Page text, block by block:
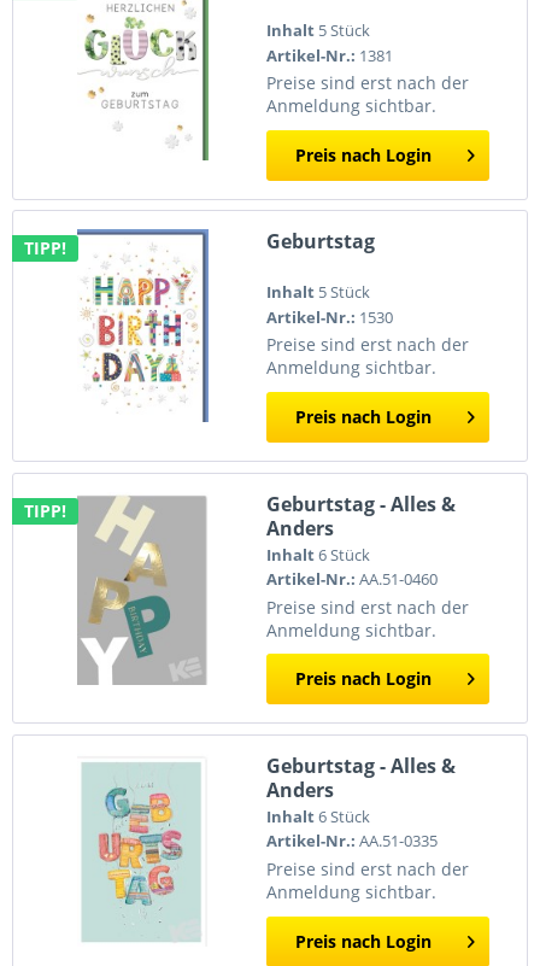
Inhalt 5 Stück
Artikel-Nr.: 1381
Preise sind erst nach der
Anmeldung sichtbar.
Preis nach Login
TIPP! Geburtstag
Inhalt 5 Stück
Artikel-Nr.: 1530
Preise sind erst nach der
Anmeldung sichtbar.
Preis nach Login
TIPP!
Geburtstag - Alles &
Anders
Inhalt6 Stück
Artikel-Nr.: AA.51-0460
Preise sind erst nach der
Anmeldung sichtbar.
Preis nach Login
Geburtstag - Alles &
Anders
Inhalt6 Stück
Artikel-Nr.: AA.51-0335
Preise sind erst nach der
Anmeldung sichtbar.
Preis nach Login